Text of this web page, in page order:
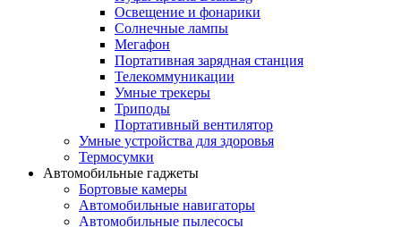
Освещение и фонарики
Солнечные лампы
Мегафон
Портативная зарядная станция
Телекоммуникации
Умные трекеры
Триподы
Портативный вентилятор
Умные устройства для здоровья
Термосумки
Автомобильные гаджеты
Бортовые камеры
Автомобильные навигаторы
Автомобильные пылесосы